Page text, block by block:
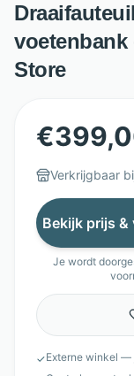
voetenbank
Store
€
Verkrijgbaar
Bekijk prijs &
Je wordt
✓Externe winkel —